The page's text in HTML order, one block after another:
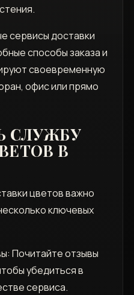
сервисы доставки
способы заказа и
своевременную
офис или прямо
СЛУЖБУ
В
цветов важно
ключевых
Почитайте отзывы
убедиться в
сервиса.